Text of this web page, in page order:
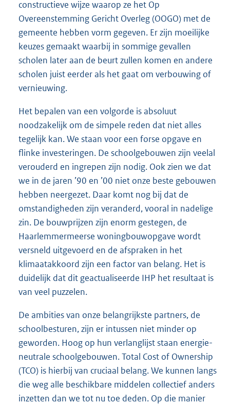
constructieve wijze waarop ze het Op
Overeenstemming Gericht Overleg (OOGO) met de
gemeente hebben vorm gegeven. Er zijn moeilijke
keuzes gemaakt waarbij in sommige gevallen
scholen later aan de beurt zullen komen en andere
scholen juist eerder als het gaat om verbouwing of
vernieuwing.
Het bepalen van een volgorde is absoluut
noodzakelijk om de simpele reden dat niet alles
tegelijk kan. We staan voor een forse opgave en
flinke investeringen. De schoolgebouwen zijn veelal
verouderd en ingrepen zijn nodig. Ook zien we dat
we in de jaren ’90 en ’00 niet onze beste gebouwen
hebben neergezet. Daar komt nog bij dat de
omstandigheden zijn veranderd, vooral in nadelige
zin. De bouwprijzen zijn enorm gestegen, de
Haarlemmermeerse woningbouwopgave wordt
versneld uitgevoerd en de afspraken in het
klimaatakkoord zijn een factor van belang. Het is
duidelijk dat dit geactualiseerde IHP het resultaat is
van veel puzzelen.
De ambities van onze belangrijkste partners, de
schoolbesturen, zijn er intussen niet minder op
geworden. Hoog op hun verlanglijst staan energie-
neutrale schoolgebouwen. Total Cost of Ownership
(TCO) is hierbij van cruciaal belang. We kunnen langs
die weg alle beschikbare middelen collectief anders
inzetten dan we tot nu toe deden. Op die manier